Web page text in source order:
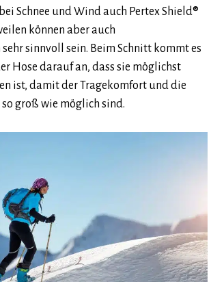
Schnee und Wind auch Pertex Shield®
können aber auch
sinnvoll sein. Beim Schnitt kommt es
Hose darauf an, dass sie möglichst
ist, damit der Tragekomfort und die
groß wie möglich sind.